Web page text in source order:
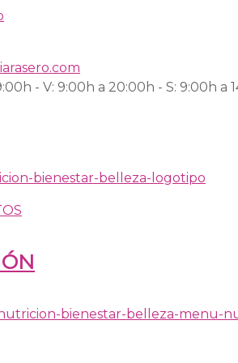
- V: 9:00h a 20:00h - S: 9:00h a